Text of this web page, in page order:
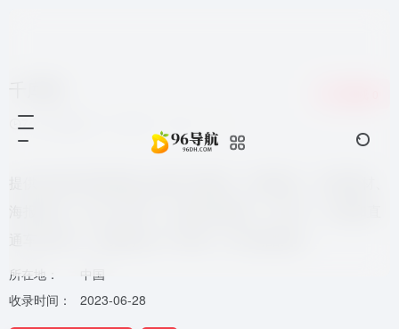
7个月前更新
所在地：
中国
收录时间：
2023-06-28